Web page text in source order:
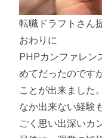
転職ドラフトさん
おわりに
PHPカンファレン
めてだったのです
ことが出来ました
なか出来ない経験
ごく思い出深いカ